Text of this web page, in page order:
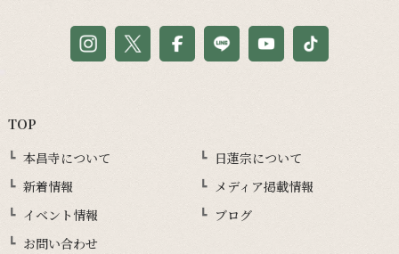
TOP
本昌寺について
日蓮宗について
新着情報
メディア掲載情報
イベント情報
ブログ
お問い合わせ